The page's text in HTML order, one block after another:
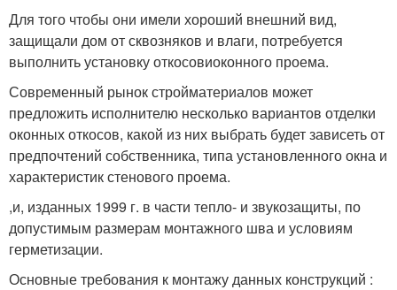
Для того чтобы они имели хороший внешний вид,
защищали дом от сквозняков и влаги, потребуется
выполнить установку откосовиоконного проема.
Современный рынок стройматериалов может
предложить исполнителю несколько вариантов отделки
оконных откосов, какой из них выбрать будет зависеть от
предпочтений собственника, типа установленного окна и
характеристик стенового проема.
,и, изданных 1999 г. в части тепло- и звукозащиты, по
допустимым размерам монтажного шва и условиям
герметизации.
Основные требования к монтажу данных конструкций :